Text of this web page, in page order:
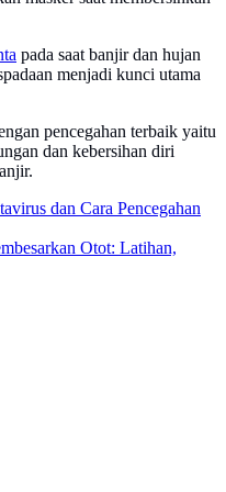
pada saat banjir dan hujan
menjadi kunci utama
pencegahan terbaik yaitu
dan kebersihan diri
dan Cara Pencegahan
Otot: Latihan,